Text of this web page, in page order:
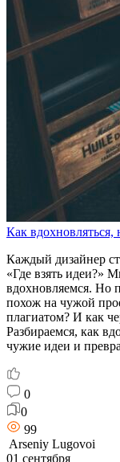
Как вдохновляться,
Каждый дизайнер
«Где взять идеи?»
вдохновляемся. Но
похож на чужой
плагиатом? И как
Разбираемся, как
чужие идеи и
0
0
99
Arseniy Lugovoi
01 сентября